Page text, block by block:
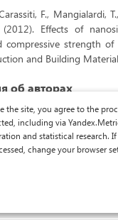
F., Mangialardi,
(2012). Effects of
compressive strength of
and Building
об авторах
the site, you agree to the
including via
and statistical research.
change your browser